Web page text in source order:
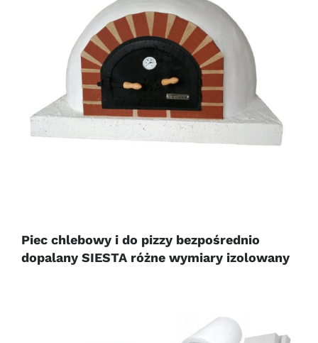
Piec chlebowy i do pizzy bezpośrednio
dopalany SIESTA różne wymiary izolowany